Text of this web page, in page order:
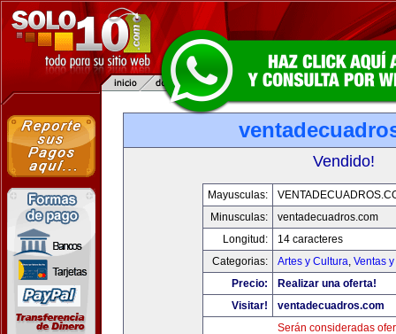
Vendido!
Mayusculas:
Minusculas:
ventadecuadros.com
Longitud:
14 caracteres
Categorias:
Artes y Cultura, Ventas
Precio:
Realizar una oferta!
Visitar!
ventadecuadros.com
Serán consideradas